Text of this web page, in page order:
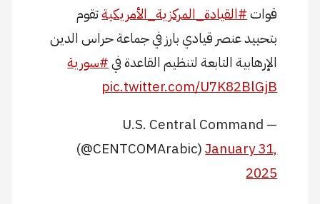
قوات#القيادة_المركزية_الأمريكيةتقوم
بتحييد عنصر قيادي بارز في جماعة حراس الدين
الإرهابية التابعة لتنظيم القاعدة في#سورية
pic.twitter.com/U7K82BlGjB
— U.S. Central Command
(@CENTCOMArabic)January 31,
2025